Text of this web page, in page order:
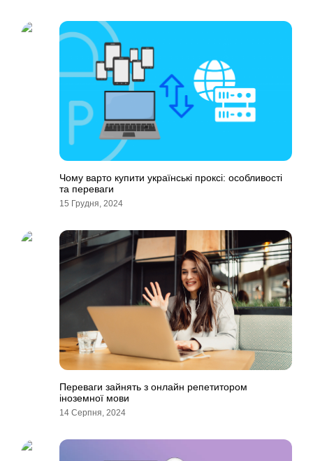
Чому варто купити українські проксі: особливості
та переваги
15 Грудня, 2024
Переваги зайнять з онлайн репетитором
іноземної мови
14 Серпня, 2024